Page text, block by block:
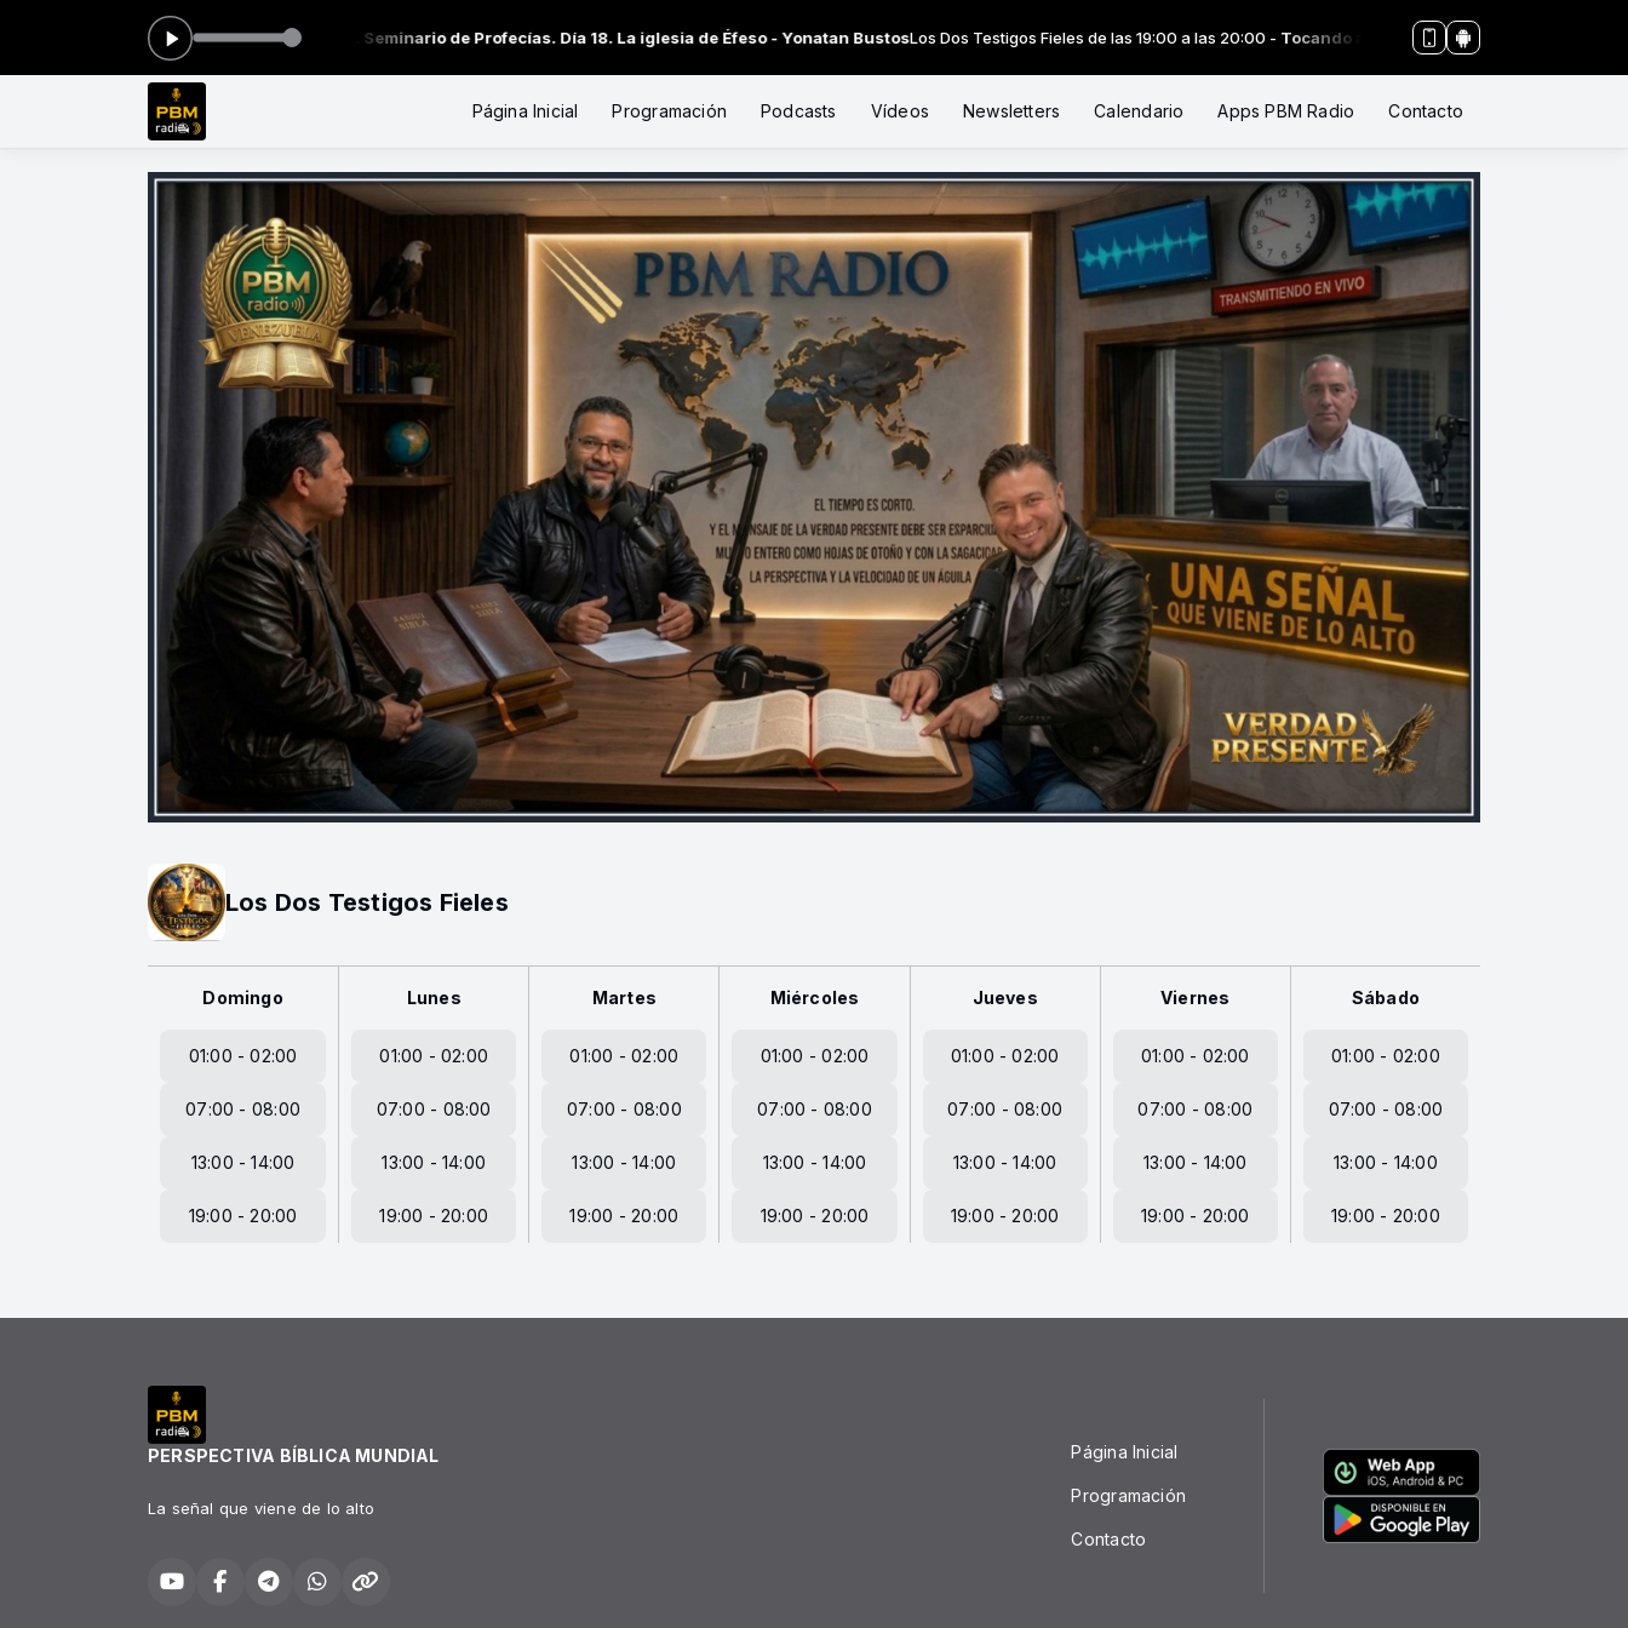
#018 LOS 2 TESTIGOS FIELES. Seminario de Profecías. Día 18. La iglesia de Éfeso - Yonatan BustosLos Dos Testigos Fieles de las 19:00 a las 20:00 -Tocando ahora: #018 LOS 2 TESTIGOS FIELES.
Página Inicial Programación Podcasts Vídeos Newsletters Calendario Apps PBM Radio Contacto
Los Dos Testigos Fieles
Domingo
01:00 - 02:00
07:00 - 08:00
13:00 - 14:00
19:00 - 20:00
Lunes
01:00 - 02:00
07:00 - 08:00
13:00 - 14:00
19:00 - 20:00
Martes
01:00 - 02:00
07:00 - 08:00
13:00 - 14:00
19:00 - 20:00
Miércoles
01:00 - 02:00
07:00 - 08:00
13:00 - 14:00
19:00 - 20:00
Jueves
01:00 - 02:00
07:00 - 08:00
13:00 - 14:00
19:00 - 20:00
Viernes
01:00 - 02:00
07:00 - 08:00
13:00 - 14:00
19:00 - 20:00
Sábado
01:00 - 02:00
07:00 - 08:00
13:00 - 14:00
19:00 - 20:00
PERSPECTIVA BÍBLICA MUNDIAL
La señal que viene de lo alto
Página Inicial
Programación
Contacto